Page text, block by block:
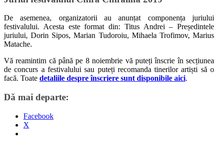
De asemenea, organizatorii au anunțat componența juriului
festivalului. Acesta este format din: Titus Andrei – Președintele
juriului, Dorin Sipos, Marian Tudoroiu, Mihaela Trofimov, Marius
Matache.
Vă reamintim că până pe 8 noiembrie vă puteți înscrie în secțiunea
de concurs a festivalului sau puteți recomanda tinerilor artiști să o
facă. Toate detaliile despre înscriere sunt disponibile aici.
Dă mai departe:
Facebook
X